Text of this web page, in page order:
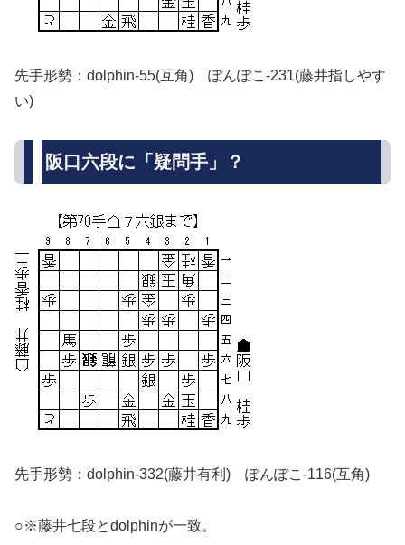
先手形勢：dolphin-55(互角) ぽんぽこ-231(藤井指しやす
い)
阪口六段に「疑問手」？
先手形勢：dolphin-332(藤井有利) ぽんぽこ-116(互角)
○※藤井七段とdolphinが一致。